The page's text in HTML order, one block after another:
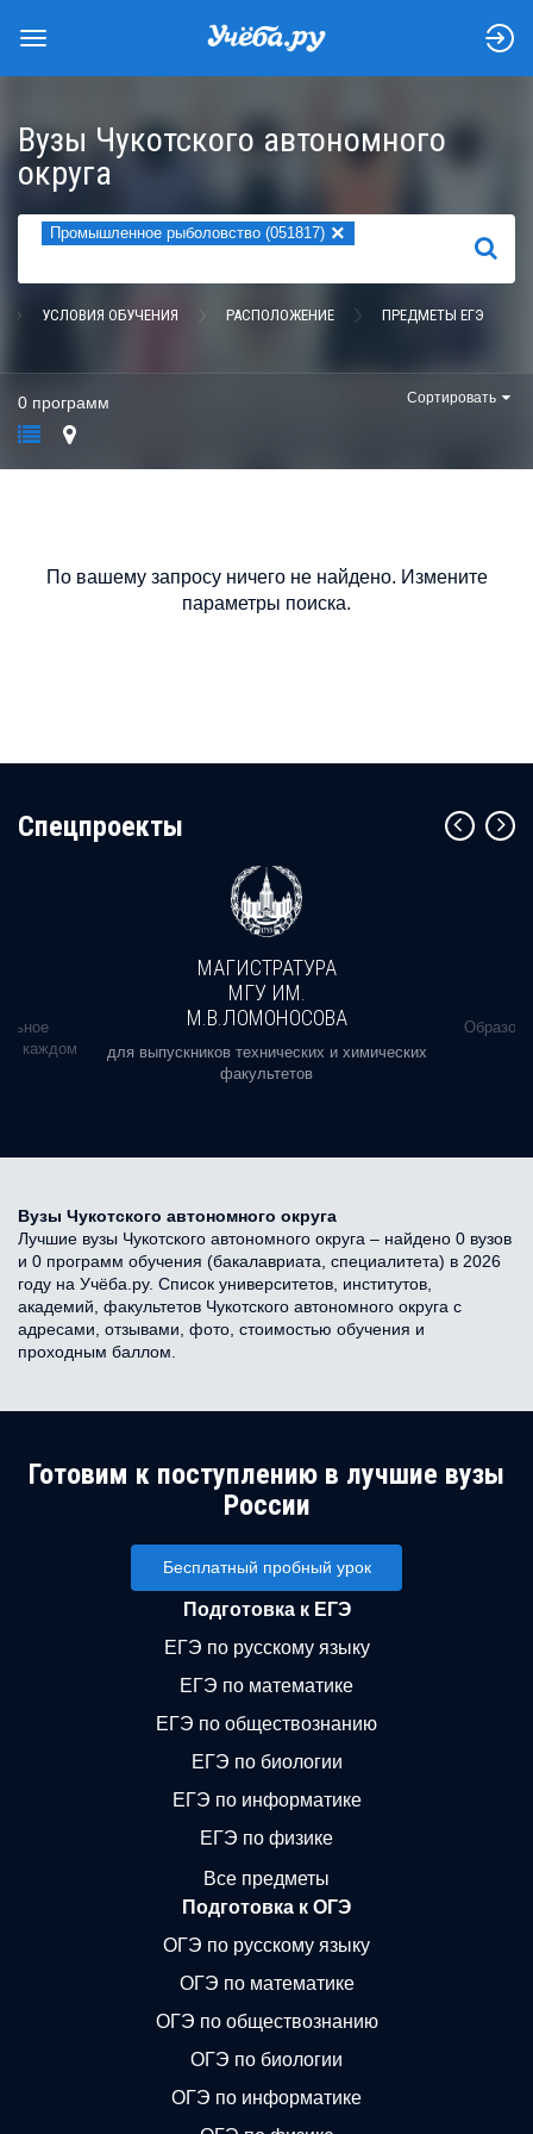
Вузы Чукотского автономного
округа
Промышленное рыболовство (051817) ×
НАЙТИ
УСЛОВИЯ ОБУЧЕНИЯ РАСПОЛОЖЕНИЕ ПРЕДМЕТЫ ЕГЭ
0 программ Сортировать
По вашему запросу ничего не найдено. Измените
параметры поиска.
Cпецпроекты
в каждом
МАГИСТРАТУРА
МГУ ИМ.
М.В.ЛОМОНОСОВА
для выпускников технических и химических
факультетов
Вузы Чукотского автономного округа
Лучшие вузы Чукотского автономного округа – найдено 0 вузов
и 0 программ обучения (бакалавриата, специалитета) в 2026
году на Учёба.ру. Список университетов, институтов,
академий, факультетов Чукотского автономного округа с
адресами, отзывами, фото, стоимостью обучения и
проходным баллом.
Готовим к поступлению в лучшие вузы
России
Бесплатный пробный урок
Подготовка к ЕГЭ
ЕГЭ по русскому языку
ЕГЭ по математике
ЕГЭ по обществознанию
ЕГЭ по биологии
ЕГЭ по информатике
ЕГЭ по физике
Все предметы
Подготовка к ОГЭ
ОГЭ по русскому языку
ОГЭ по математике
ОГЭ по обществознанию
ОГЭ по биологии
ОГЭ по информатике